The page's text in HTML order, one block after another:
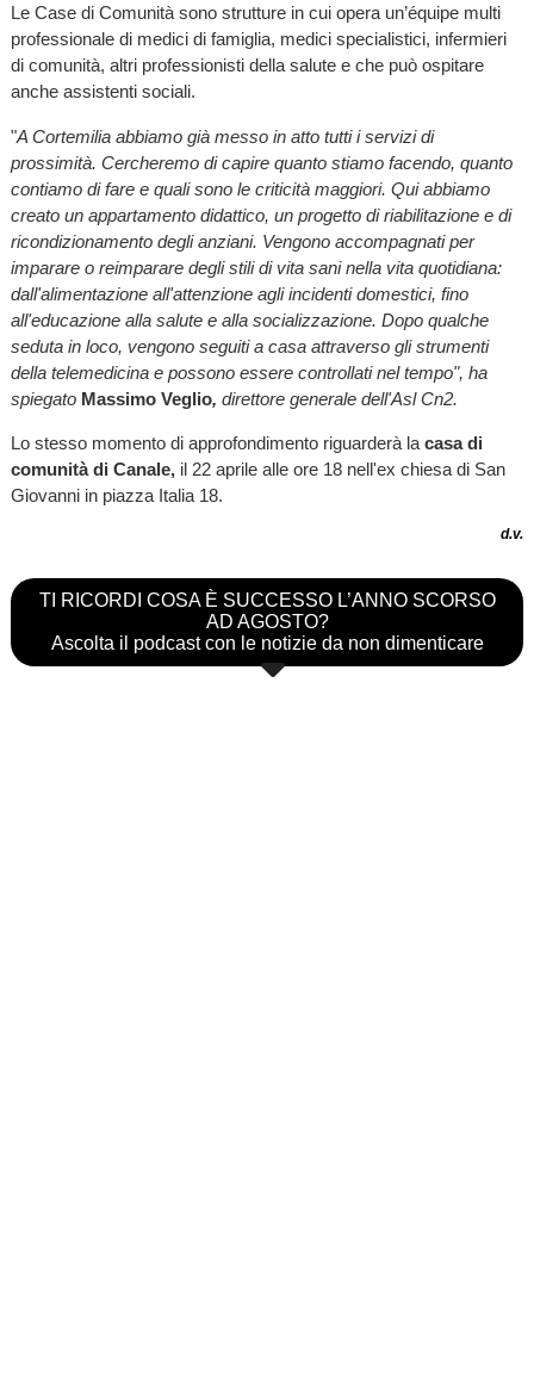
Le Case di Comunità sono strutture in cui opera un’équipe multi
professionale di medici di famiglia, medici specialistici, infermieri
di comunità, altri professionisti della salute e che può ospitare
anche assistenti sociali.
"A Cortemilia abbiamo già messo in atto tutti i servizi di
prossimità. Cercheremo di capire quanto stiamo facendo, quanto
contiamo di fare e quali sono le criticità maggiori. Qui abbiamo
creato un appartamento didattico, un progetto di riabilitazione e di
ricondizionamento degli anziani. Vengono accompagnati per
imparare o reimparare degli stili di vita sani nella vita quotidiana:
dall'alimentazione all'attenzione agli incidenti domestici, fino
all'educazione alla salute e alla socializzazione. Dopo qualche
seduta in loco, vengono seguiti a casa attraverso gli strumenti
della telemedicina e possono essere controllati nel tempo", ha
spiegato Massimo Veglio, direttore generale dell'Asl Cn2.
Lo stesso momento di approfondimento riguarderà la casa di
comunità di Canale, il 22 aprile alle ore 18 nell'ex chiesa di San
Giovanni in piazza Italia 18.
d.v.
TI RICORDI COSA È SUCCESSO L’ANNO SCORSO
AD AGOSTO?
Ascolta il podcast con le notizie da non dimenticare